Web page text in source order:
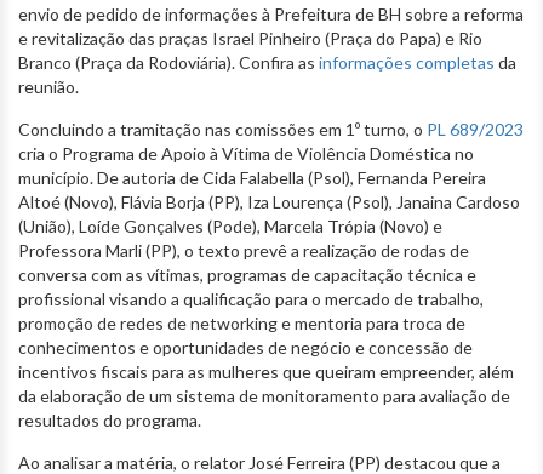
envio de pedido de informações à Prefeitura de BH sobre a reforma
e revitalização das praças Israel Pinheiro (Praça do Papa) e Rio
Branco (Praça da Rodoviária). Confira as informações completas da
reunião.
Concluindo a tramitação nas comissões em 1º turno, o PL 689/2023
cria o Programa de Apoio à Vítima de Violência Doméstica no
município. De autoria de Cida Falabella (Psol), Fernanda Pereira
Altoé (Novo), Flávia Borja (PP), Iza Lourença (Psol), Janaina Cardoso
(União), Loíde Gonçalves (Pode), Marcela Trópia (Novo) e
Professora Marli (PP), o texto prevê a realização de rodas de
conversa com as vítimas, programas de capacitação técnica e
profissional visando a qualificação para o mercado de trabalho,
promoção de redes de networking e mentoria para troca de
conhecimentos e oportunidades de negócio e concessão de
incentivos fiscais para as mulheres que queiram empreender, além
da elaboração de um sistema de monitoramento para avaliação de
resultados do programa.
Ao analisar a matéria, o relator José Ferreira (PP) destacou que a